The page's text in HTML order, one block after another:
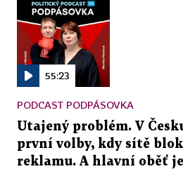
55:23
PODCAST PODPÁSOVKA
Utajený problém. V
první volby, kdy sítě
reklamu. A hlavní oběť